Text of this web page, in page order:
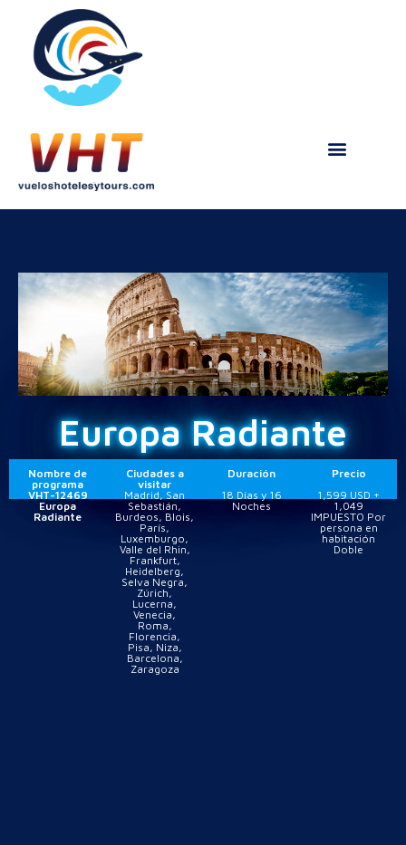
Europa Radiante
Nombre de
programa
Ciudades a
visitar
Duración
Precio
VHT-12469
Europa
Radiante
Madrid, San
Sebastián,
Burdeos, Blois,
París,
Luxemburgo,
Valle del Rhin,
Frankfurt,
Heidelberg,
Selva Negra,
Zúrich,
Lucerna,
Venecia,
Roma,
Florencia,
Pisa, Niza,
Barcelona,
Zaragoza
18 Días y 16
Noches
1,599 USD +
1,049
IMPUESTO Por
persona en
habitación
Doble